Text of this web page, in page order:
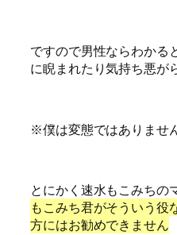
ですので男性ならわかる
に睨まれたり気持ち悪が
※僕は変態ではありませ
とにかく速水もこみちの
もこみち君がそういう
方にはお勧めできません